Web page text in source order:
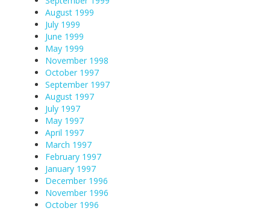
August 1999
July 1999
June 1999
May 1999
November 1998
October 1997
September 1997
August 1997
July 1997
May 1997
April 1997
March 1997
February 1997
January 1997
December 1996
November 1996
October 1996